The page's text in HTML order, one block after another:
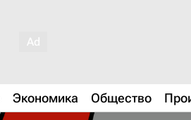
Экономика Общество